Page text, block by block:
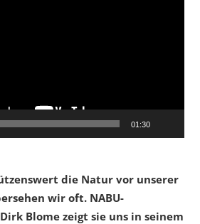
01:30
die Natur vor unserer
wir oft. NABU-
Blome zeigt sie uns in seinem